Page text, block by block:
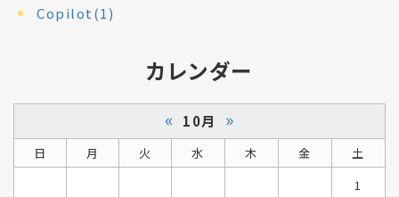
Copilot(1)
カレンダー
« 10月 »
日 月 火 水 木 金
土
1